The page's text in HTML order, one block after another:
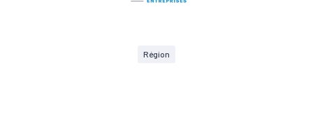
Région